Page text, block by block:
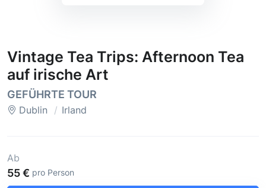
Vintage Tea Trips: Afternoon Tea
auf irische Art
GEFÜHRTE TOUR
Dublin Irland
Ab
55 € pro Person